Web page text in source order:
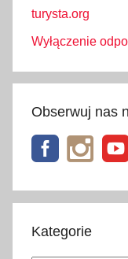
turysta.org
Wyłączenie
Obserwuj nas
Kategorie